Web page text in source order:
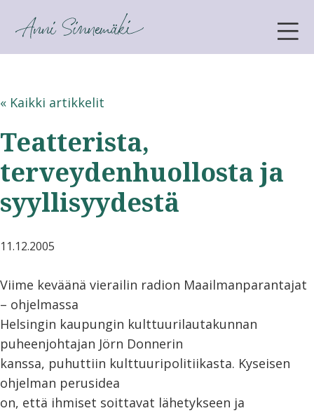
ANNI SINNEMÄKI
« Kaikki artikkelit
Teatterista,
terveydenhuollosta ja
syyllisyydestä
11.12.2005
Viime keväänä vierailin radion Maailmanparantajat
– ohjelmassa
Helsingin kaupungin kulttuurilautakunnan
puheenjohtajan Jörn Donnerin
kanssa, puhuttiin kulttuuripolitiikasta. Kyseisen
ohjelman perusidea
on, että ihmiset soittavat lähetykseen ja